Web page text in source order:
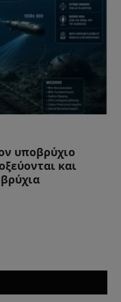
υποβρύχιο
και